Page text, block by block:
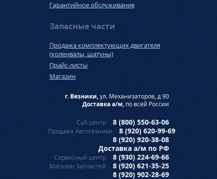
Гарантийное обслуживание
Запасные части
Продажа комплектующих двигателя
(коленвалы, шатуны)
Прайс-листы
Магазин
г. Вязники,ул. Механизаторов, д 90
Доставка а/м, по всей России
Call-центр 8 (800) 550-63-06
Продажа Автотехники
8 (920) 620-99-69
8 (920) 920-38-08
Доставка а/м по РФ
Сервисный центр 8 (930) 224-69-66
Магазин Запчастей
8 (920) 621-35-25
8 (920) 902-28-69